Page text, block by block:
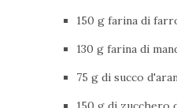
150 g farina di
130 g farina di
75 g di succo